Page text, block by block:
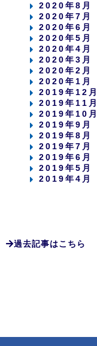
2020年8月
2020年7月
2020年6月
2020年5月
2020年4月
2020年3月
2020年2月
2020年1月
2019年12月
2019年11月
2019年10月
2019年9月
2019年8月
2019年7月
2019年6月
2019年5月
2019年4月
過去記事はこちら